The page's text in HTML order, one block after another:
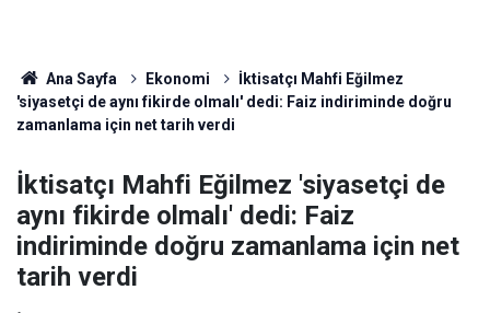
Ana Sayfa Ekonomi
İktisatçı Mahfi Eğilmez
'siyasetçi de aynı fikirde olmalı' dedi: Faiz indiriminde doğru
zamanlama için net tarih verdi
İktisatçı Mahfi Eğilmez 'siyasetçi de
aynı fikirde olmalı' dedi: Faiz
indiriminde doğru zamanlama için net
tarih verdi